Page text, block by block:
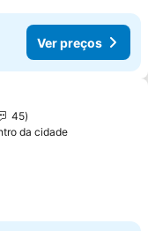
Ver preços
aos favoritos
45
da cidade